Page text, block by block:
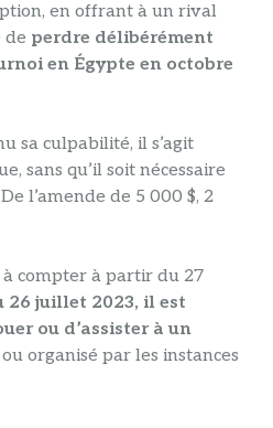
en offrant à un rival
de perdre délibérément
en Égypte en octobre
sa culpabilité, il s’agit
sans qu’il soit nécessaire
l’amende de 5 000 $, 2
compter à partir du 27
26 juillet 2023, il est
ou d’assister à un
organisé par les instances